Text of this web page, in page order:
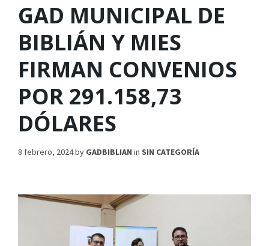
GAD MUNICIPAL DE
BIBLIÁN Y MIES
FIRMAN CONVENIOS
POR 291.158,73
DÓLARES
8 febrero, 2024by GADBIBLIAN in SIN CATEGORÍA